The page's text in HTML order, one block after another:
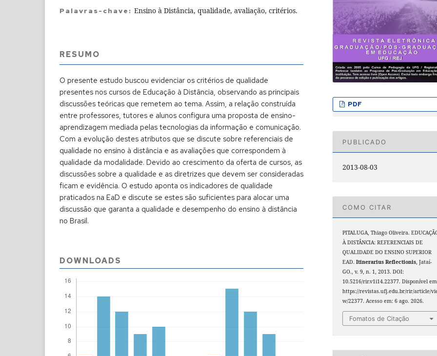
Palavras-chave: Ensino à Distância, qualidade, avaliação, critérios.
RESUMO
O presente estudo buscou evidenciar os critérios de qualidade
presentes nos cursos de Educação à Distância, observando as principais
discussões teóricas que remetem ao tema. Assim, a relação construída
entre professores, tutores e alunos configura uma proposta de ensino-
aprendizagem mediada pelas tecnologias da informação e comunicação.
Com a evolução destes atributos que se discute sobre referenciais de
qualidade no ensino à distância e as avaliações que correspondem à
qualidade da modalidade. Devido ao crescimento da oferta de cursos, as
discussões sobre a qualidade e as diretrizes que devem ser consideradas
ficam e evidência. O estudo aponta os indicadores de qualidade
praticados na EaD e discute se estes são suficientes para alocar uma
discussão que garanta a qualidade e desempenho do ensino à distância
no Brasil.
DOWNLOADS
PDF
PUBLICADO
2013-08-03
COMO CITAR
PITALUGA, Thiago Oliveira.
À DISTÂNCIA: REFERENCIAIS DE
QUALIDADE DO ENSINO SUPERIOR
EAD.Itinerarius Reflectionis, Jataí-
GO., v. 9, n. 1, 2013. DOI:
10.5216/rir.v1i14.22377. Disponível
https://revistas.ufj.edu.br/rir/article/
w/22377. Acesso em: 6 ago. 2026.
Fomatos de Citação